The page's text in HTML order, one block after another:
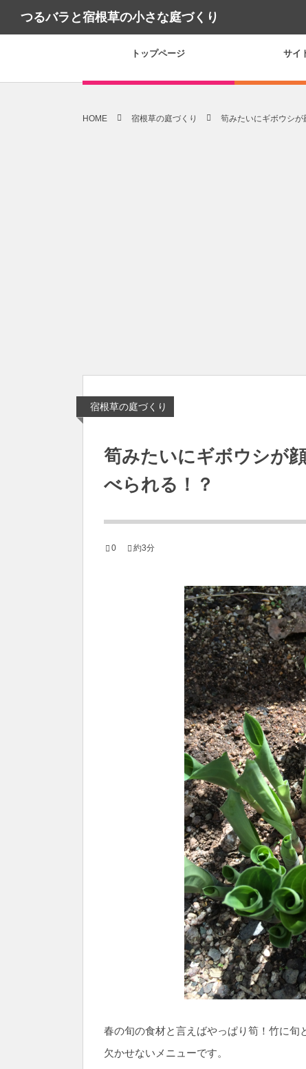
つるバラと宿根草の小さな庭づくり
トップページ サイ
HOME 宿根草の庭づくり 筍みたいにギボウシが
宿根草の庭づくり
筍みたいにギボウシが
べられる！？
0 約3分
春の旬の食材と言えばやっぱり筍！竹に旬
欠かせないメニューです。